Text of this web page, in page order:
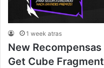
1 week atras
New
Get Cube Fragment